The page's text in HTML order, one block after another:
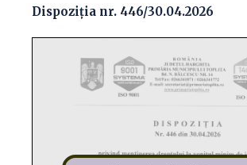
Dispoziția nr. 446/30.04.2026